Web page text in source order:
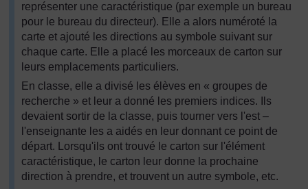
représenter une caractéristique (par exemple un bureau
pour le bureau du directeur). Elle a alors numéroté la
carte et ajouté les directions au symbole suivant sur
chaque carte. Elle a placé les morceaux de carton sur
leurs emplacements particuliers.
En classe, elle a divisé les élèves en « groupes de
recherche » et leur a donné les premiers indices. Ils
devaient sortir de la classe, puis tourner vers l'est –
l'enseignante les a aidés en leur donnant ce point de
départ. Lorsqu'ils ont trouvé le carton sur l'élément
caractéristique, le carton leur donne la prochaine
direction à prendre, et trouvent un autre symbole, etc.